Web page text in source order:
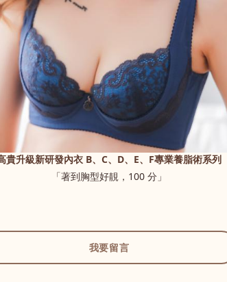
貴升級新研發內衣 B、C、D、E、F專業養脂術系列
「著到胸型好靚，100 分」
我要留言